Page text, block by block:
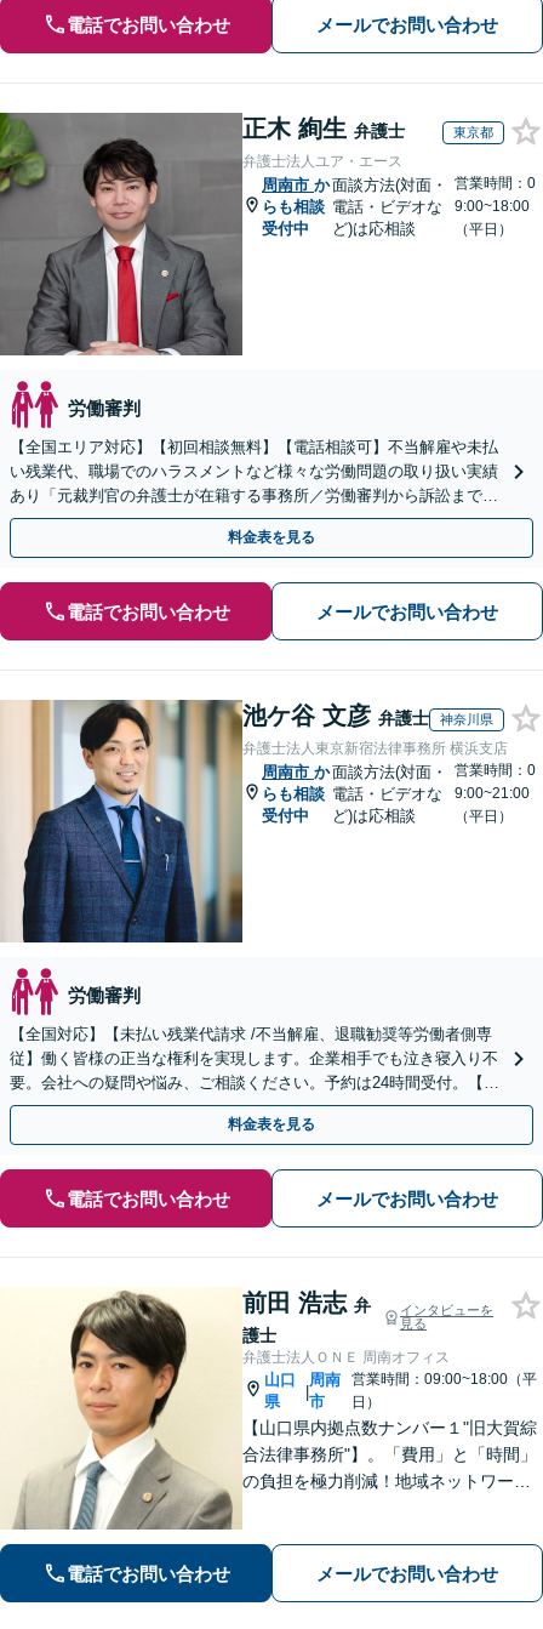
電話でお問い合わせ メールでお問い合わせ
正木 絢生 弁護士 東京都
弁護士法人ユア・エース
周南市 か
らも相談
受付中
面談方法(対面・
電話・ビデオな
ど)は応相談
営業時間：0
9:00~18:00
（平日）
労働審判
【全国エリア対応】【初回相談無料】【電話相談可】不当解雇や未払
い残業代、職場でのハラスメントなど様々な労働問題の取り扱い実績
あり「元裁判官の弁護士が在籍する事務所／労働審判から訴訟まで、
裁判官経験を活かした最適な戦略を立案」
料金表を見る
電話でお問い合わせ メールでお問い合わせ
池ケ谷 文彦 弁護士 神奈川県
弁護士法人東京新宿法律事務所 横浜支店
周南市 か
らも相談
受付中
面談方法(対面・
電話・ビデオな
ど)は応相談
営業時間：0
9:00~21:00
（平日）
労働審判
【全国対応】【未払い残業代請求 /不当解雇、退職勧奨等労働者側専
従】働く皆様の正当な権利を実現します。企業相手でも泣き寝入り不
要。会社への疑問や悩み、ご相談ください。予約は24時間受付。【初
回面談無料】【夜間・休日対応可】
料金表を見る
電話でお問い合わせ メールでお問い合わせ
前田 浩志 弁
護士
インタビューを
見る
弁護士法人ＯＮＥ 周南オフィス
山口
県
|
周南
市
営業時間：09:00~18:00（平
日）
【山口県内拠点数ナンバー１"旧大賀綜
合法律事務所"】。「費用」と「時間」
の負担を極力削減！地域ネットワーク
続・遺言に強い】不動産の売却や相続
税対策なども親身に対応◎
電話でお問い合わせ メールでお問い合わせ